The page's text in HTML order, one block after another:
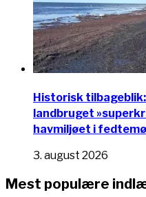
Historisk
landbruget
havmiljøet i
3. august 2026
Mest populære